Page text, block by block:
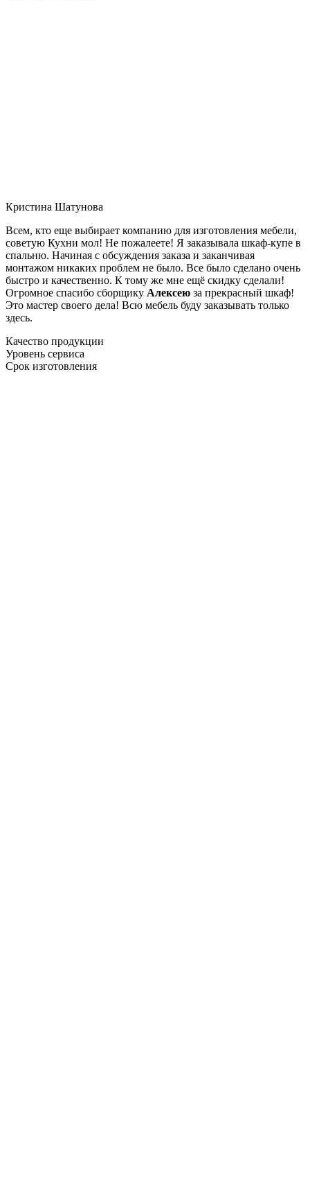
Кристина Шатунова
Всем, кто еще выбирает компанию для изготовления мебели,
советую Кухни мол! Не пожалеете! Я заказывала шкаф-купе в
спальню. Начиная с обсуждения заказа и заканчивая
монтажом никаких проблем не было. Все было сделано очень
быстро и качественно. К тому же мне ещё скидку сделали!
Огромное спасибо сборщику Алексею за прекрасный шкаф!
Это мастер своего дела! Всю мебель буду заказывать только
здесь.
Качество продукции
Уровень сервиса
Срок изготовления